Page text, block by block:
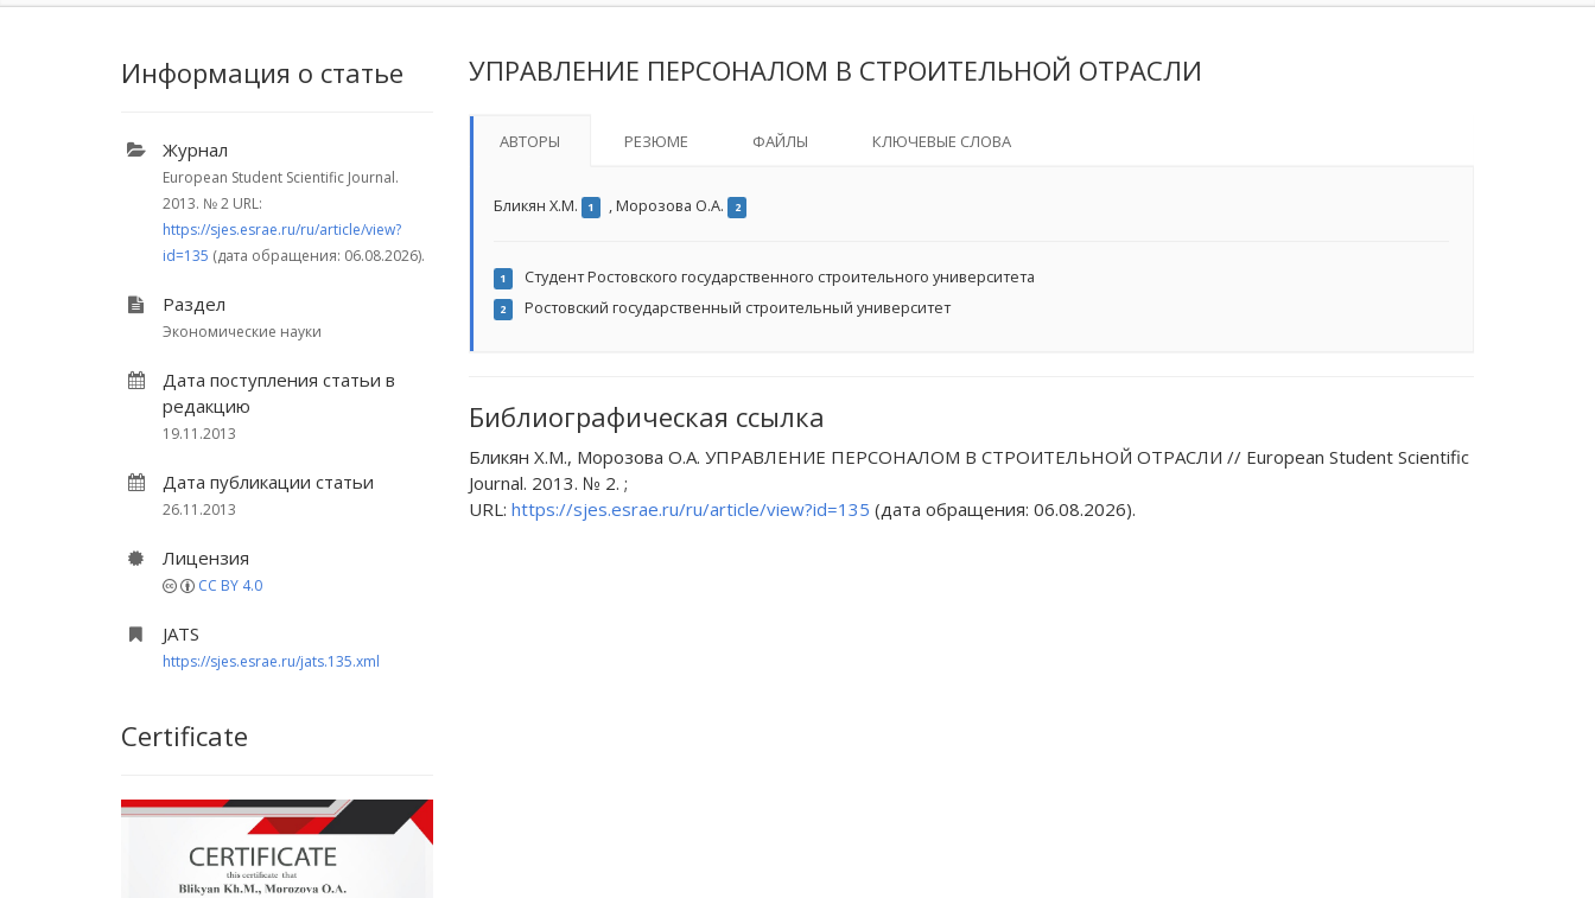
Информация о статье
Журнал
European Student Scientific Journal.
2013. № 2 URL:
https://sjes.esrae.ru/ru/article/view?
id=135 (дата обращения: 06.08.2026).
Раздел
Экономические науки
Дата поступления статьи в
редакцию
19.11.2013
Дата публикации статьи
26.11.2013
Лицензия
CC BY 4.0
JATS
https://sjes.esrae.ru/jats.135.xml
Certificate
УПРАВЛЕНИЕ ПЕРСОНАЛОМ В СТРОИТЕЛЬНОЙ ОТРАСЛИ
АВТОРЫ РЕЗЮМЕ ФАЙЛЫ КЛЮЧЕВЫЕ СЛОВА
Бликян Х.М. 1 ,Морозова О.А. 2
1 Студент Ростовского государственного строительного университета
2 Ростовский государственный строительный университет
Библиографическая ссылка
Бликян Х.М., Морозова О.А. УПРАВЛЕНИЕ ПЕРСОНАЛОМ В СТРОИТЕЛЬНОЙ ОТРАСЛИ // European Student Scientific
Journal. 2013. № 2. ;
URL: https://sjes.esrae.ru/ru/article/view?id=135 (дата обращения: 06.08.2026).